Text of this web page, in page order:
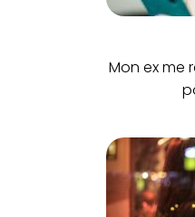
Mon ex me